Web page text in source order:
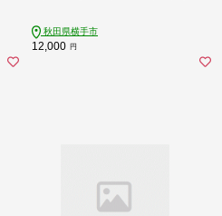
タ セット 詰め合わせ 詰合せ 秋田県
横手市]
秋田県横手市
12,000 円